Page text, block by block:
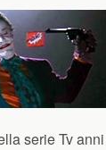
serie Tv